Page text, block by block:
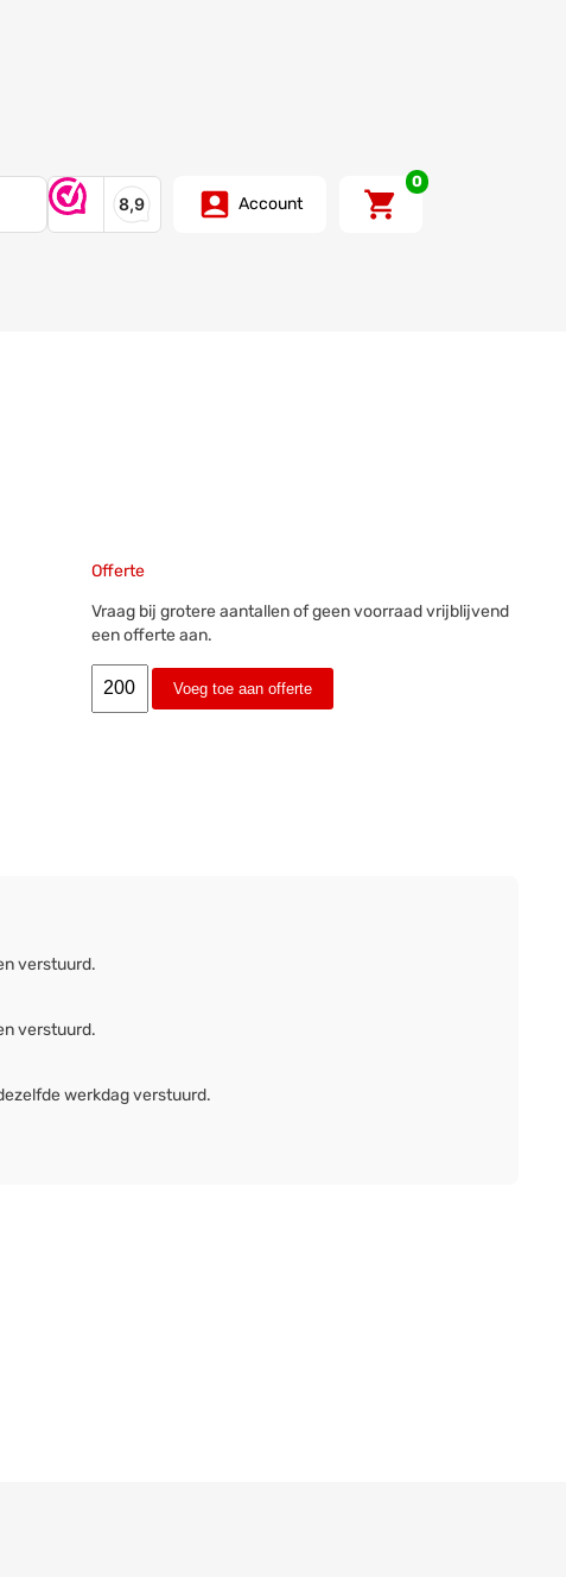
Account
0
Offerte
Vraag bij grotere aantallen of geen voorraad vrijblijvend
een offerte aan.
Voeg toe aan offerte
verstuurd.
verstuurd.
werkdag verstuurd.